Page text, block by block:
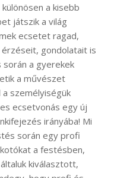
a kisebb
játszik a világ
ecsetet ragad,
gondolatait is
a gyerekek
a művészet
személyiségük
ecsetvonás egy új
irányába! Mi
során egy profi
a festésben,
kiválasztott,